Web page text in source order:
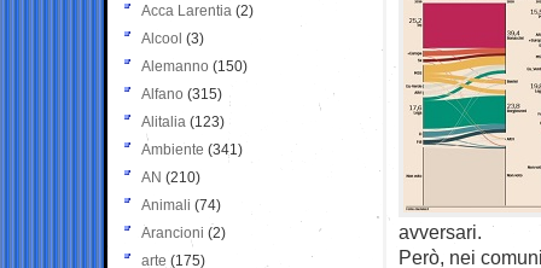
avversari.
Però, nei
Acca Larentia (2)
Alcool (3)
Alemanno (150)
Alfano (315)
Alitalia (123)
Ambiente (341)
AN (210)
Animali (74)
Arancioni (2)
arte (175)